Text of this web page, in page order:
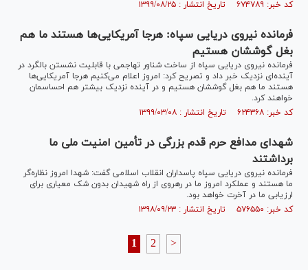
کد خبر: ۶۷۴۷۸۹ تاریخ انتشار : ۱۳۹۹/۰۸/۲۵
فرمانده نیروی دریایی سپاه: هرجا آمریکایی‌ها هستند ما هم
بغل گوششان هستیم
فرمانده نیروی دریایی سپاه ‌از ساخت شناور تهاجمی با قابلیت نشستن بالگرد در
آینده‌ای نزدیک خبر داد و تصریح کرد: امروز اعلام می‌کنیم هرجا آمریکایی‌ها
هستند ما هم بغل گوششان هستیم و در آینده نزدیک بیشتر هم احساسمان
خواهند کرد.
کد خبر: ۶۲۴۳۶۸ تاریخ انتشار : ۱۳۹۹/۰۳/۰۸
شهدای مدافع حرم قدم بزرگی در تأمین امنیت ملی ما
برداشتند
فرمانده نیروی دریایی سپاه پاسداران انقلاب اسلامی گفت: شهدا امروز نظاره‌گر
ما هستند و عملکرد امروز ما در رهروی از راه شهیدان بدون شک معیاری برای
ارزیابی ما در آخرت خواهد بود.
کد خبر: ۵۷۶۵۵۰ تاریخ انتشار : ۱۳۹۸/۰۹/۲۳
1 2 >